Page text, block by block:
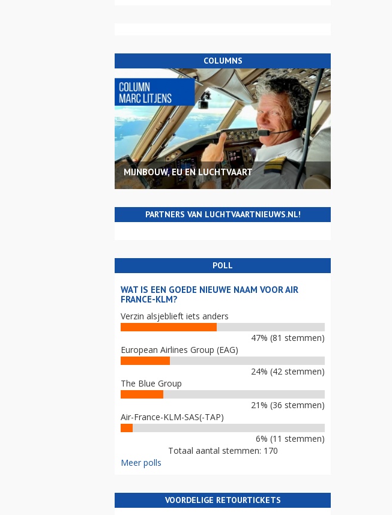
COLUMNS
MIJNBOUW, EU EN LUCHTVAART
PARTNERS VAN LUCHTVAARTNIEUWS.NL!
POLL
WAT IS EEN GOEDE NIEUWE NAAM VOOR AIR
FRANCE-KLM?
Verzin alsjeblieft iets anders
47% (81 stemmen)
European Airlines Group (EAG)
24% (42 stemmen)
The Blue Group
21% (36 stemmen)
Air-France-KLM-SAS(-TAP)
6% (11 stemmen)
Totaal aantal stemmen: 170
Meer polls
VOORDELIGE RETOURTICKETS